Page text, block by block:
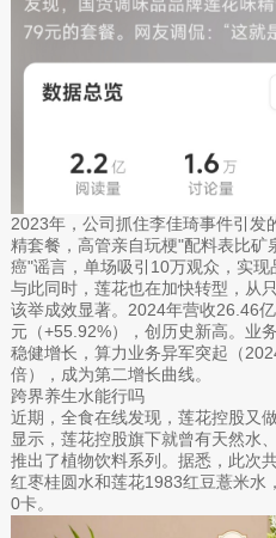
2023年，公司抓住李佳琦事件引发
精套餐，高管亲自玩梗"配料表比矿
癌"谣言，单场吸引10万观众，实现
与此同时，莲花也在加快转型，从
该举成效显著。2024年营收26.46
元（+55.92%），创历史新高。业
稳健增长，算力业务异军突起（
倍），成为第二增长曲线。
跨界养生水能行吗
近期，全食在线发现，莲花控股又
显示，莲花控股旗下就曾有天然水
推出了植物饮料系列。据悉，此次
红枣桂圆水和莲花1983红豆薏米水
0卡。